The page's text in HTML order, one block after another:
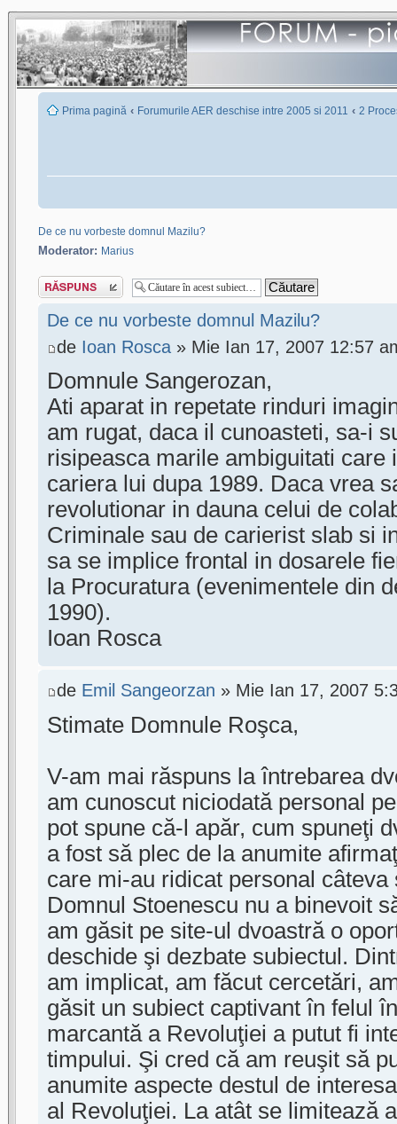
Prima pagină ‹ Forumurile AER deschise intre 2005 si 2011 ‹ 2
De ce nu vorbeste domnul Mazilu?
Moderator: Marius
Scrie un răspuns
De ce nu vorbeste domnul Mazilu?
de Ioan Rosca » Mie Ian 17, 2007 12:57
Domnule Sangerozan,
Ati aparat in repetate rinduri
am rugat, daca il cunoasteti, sa-i
risipeasca marile ambiguitati care
cariera lui dupa 1989. Daca vrea
revolutionar in dauna celui de
Criminale sau de carierist slab si
sa se implice frontal in dosarele
la Procuratura (evenimentele din
1990).
Ioan Rosca
de Emil Sangeorzan » Mie Ian 17, 2007
Stimate Domnule Roşca,
V-am mai răspuns la întrebarea
am cunoscut niciodată personal
pot spune că-l apăr, cum spuneţi
a fost să plec de la anumite
care mi-au ridicat personal
Domnul Stoenescu nu a binevoit
am găsit pe site-ul dvoastră o
deschide şi dezbate subiectul.
am implicat, am făcut cercetări,
găsit un subiect captivant în felul
marcantă a Revoluţiei a putut fi
timpului. Şi cred că am reuşit să
anumite aspecte destul de
al Revoluţiei. La atât se limitează